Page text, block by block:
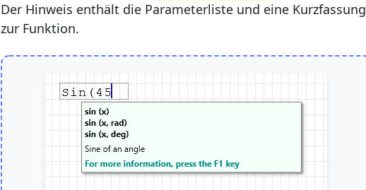
Der Hinweis enthält die Parameterliste und eine Kurzfassung
zur Funktion.